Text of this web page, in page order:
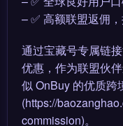
– ✅ 高额联盟返佣
通过宝藏号专属链
优惠，作为联盟伙
似 OnBuy 的优质跨
(https://
commission)。